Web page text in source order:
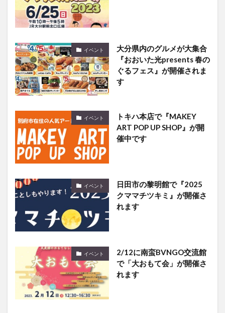
イベント
大分県内のグルメが大集合
『おおいた光presents 春の
ぐるフェス』が開催されま
す
イベント
トキハ本店で『MAKEY
ART POP UP SHOP』が開
催中です
イベント
日田市の黎明館で『2025
クママチツキミ』が開催さ
れます
イベント
2/12に南蛮BVNGO交流館
で「大おもて会」が開催さ
れます